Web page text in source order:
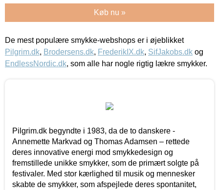
Køb nu »
De mest populære smykke-webshops er i øjeblikket
Pilgrim.dk, Brodersens.dk, FrederikIX.dk, SifJakobs.dk og
EndlessNordic.dk, som alle har nogle rigtig lækre smykker.
Pilgrim.dk begyndte i 1983, da de to danskere -
Annemette Markvad og Thomas Adamsen – rettede
deres innovative energi mod smykkedesign og
fremstillede unikke smykker, som de primært solgte på
festivaler. Med stor kærlighed til musik og mennesker
skabte de smykker, som afspejlede deres spontanitet,